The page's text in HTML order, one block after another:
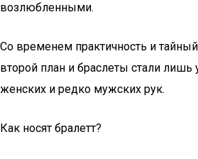
возлюбленными.
Со временем практичность и
второй план и браслеты стали
женских и редко мужских рук.
Как носят бралетт?